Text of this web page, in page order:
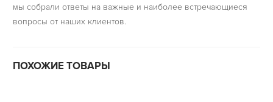
мы собрали ответы на важные и наиболее встречающиеся
вопросы от наших клиентов.
ПОХОЖИЕ ТОВАРЫ